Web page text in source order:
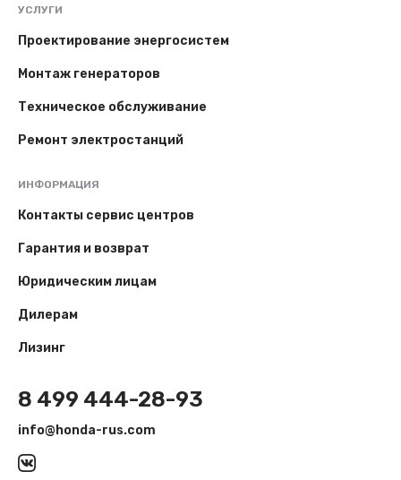
УСЛУГИ
Проектирование энергосистем
Монтаж генераторов
Техническое обслуживание
Ремонт электростанций
ИНФОРМАЦИЯ
Контакты сервис центров
Гарантия и возврат
Юридическим лицам
Дилерам
Лизинг
8 499 444-28-93
info@honda-rus.com